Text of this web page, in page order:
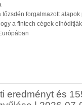
tőzsdén forgalmazott alapok
a fintech cégek
eredményt és